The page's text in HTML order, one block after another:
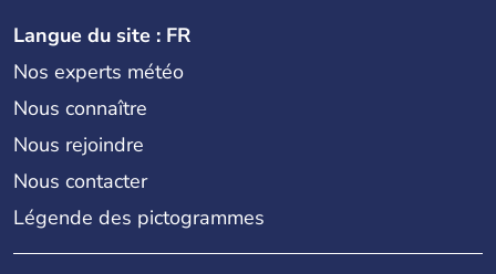
Langue du site : FR
Nos experts météo
Nous connaître
Nous rejoindre
Nous contacter
Légende des pictogrammes